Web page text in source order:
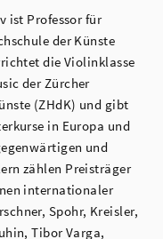
ist Professor für
der Künste
die Violinklasse
der Zürcher
(ZHdK) und gibt
in Europa und
und
zählen Preisträger
internationaler
Spohr, Kreisler,
Tibor Varga,